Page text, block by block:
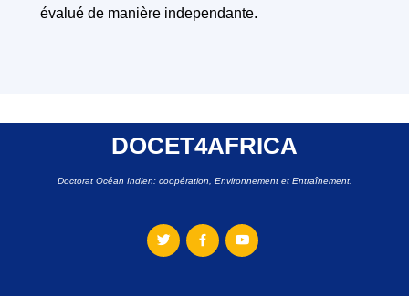
évalué de manière independante.
DOCET4AFRICA
Doctorat Océan Indien: coopération, Environnement et Entraînement.